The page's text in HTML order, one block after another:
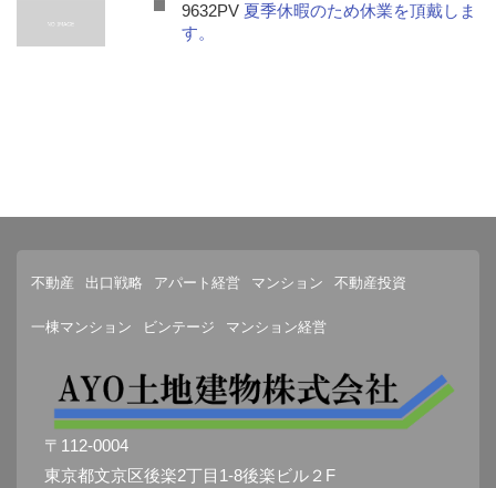
9632PV 夏季休暇のため休業を頂戴しま
す。
不動産 出口戦略 アパート経営 マンション 不動産投資
一棟マンション ビンテージ マンション経営
〒112-0004
東京都文京区後楽2丁目1-8後楽ビル２F